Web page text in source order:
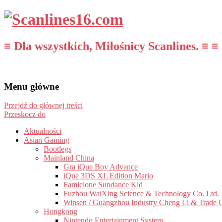
≡ Dla wszystkich, Miłośnicy Scanlines. ≡ ≡
Menu główne
Przejdź do głównej treści
Przeskocz do
Aktualności
Asian Gaming
Bootlegs
Mainland China
Gra iQue Boy Advance
iQue 3DS XL Edition Mario
Famiclone Sundance Kid
Fuzhou WaiXing Science & Technology Co. Ltd.
Winsen / Guangzhou Industry Cheng Li & Trade
Hongkong